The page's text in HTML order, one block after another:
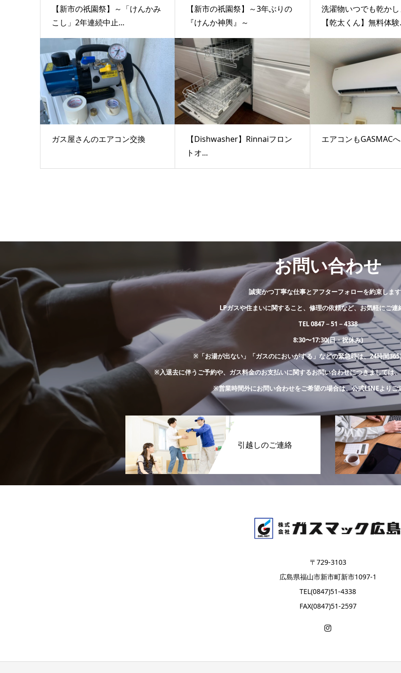
【新市の祇園祭】～「けんかみ
こし」2年連続中止...
【新市の祇園祭】～3年ぶりの
『けんか神輿』～
洗濯物いつでも乾かし
【乾太くん】無料体験
ガス屋さんのエアコン交換
【Dishwasher】Rinnaiフロン
トオ...
エアコンもGASMACへ
お問い合わせ
誠実かつ丁寧な仕事とアフターフォローを約束します
LPガスや住まいに関すること、修理の依頼など、お気軽にご連
TEL 0847－51－4338
8:30〜17:30(日・祝休み)
※「お湯が出ない」「ガスのにおいがする」などの緊急時は、24時間365
※入退去に伴うご予約や、ガス料金のお支払いに関するお問い合わせにつきましては
※営業時間外にお問い合わせをご希望の場合は、公式LINEよりご
引越しのご連絡
〒729-3103
広島県福山市新市町新市1097-1
TEL(0847)51-4338
FAX(0847)51-2597